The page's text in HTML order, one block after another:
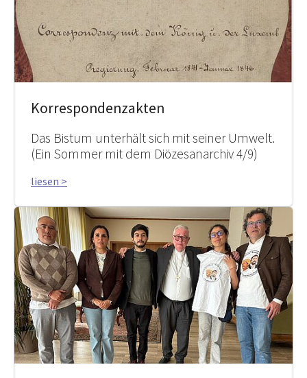
Korrespondenzakten
Das Bistum unterhält sich mit seiner Umwelt.
(Ein Sommer mit dem Diözesanarchiv 4/9)
liesen >